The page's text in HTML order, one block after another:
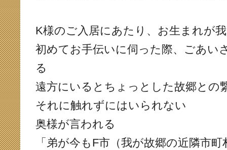
K様のご入居にあたり、お生まれが
初めてお手伝いに伺った際、ごあい
る
遠方にいるとちょっとした故郷との
それに触れずにはいられない
奥様が言われる
「弟が今もF市（我が故郷の近隣市